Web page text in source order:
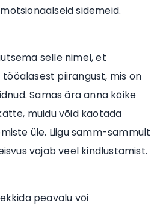
sidemeid.
selle nimel, et
piirangust, mis on
Samas ära anna kõike
muidu võid kaotada
üle. Liigu samm-sammult
vajab veel kindlustamist.
peavalu või